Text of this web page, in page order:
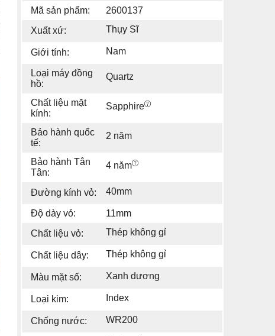
Mã sản phẩm:
2600137
Xuất xứ:
Thụy Sĩ
Giới tính: Nam
Loại máy đồng
hồ:
Quartz
Chất liệu mặt
kính:
Sapphire
Bảo hành quốc
tế:
2 năm
Bảo hành Tân
Tân:
4 năm
Đường kính vỏ: 40mm
Độ dày vỏ:
11mm
Chất liệu vỏ:
Thép không gỉ
Chất liệu dây: Thép không gỉ
Màu mặt số: Xanh dương
Loại kim: Index
Chống nước: WR200